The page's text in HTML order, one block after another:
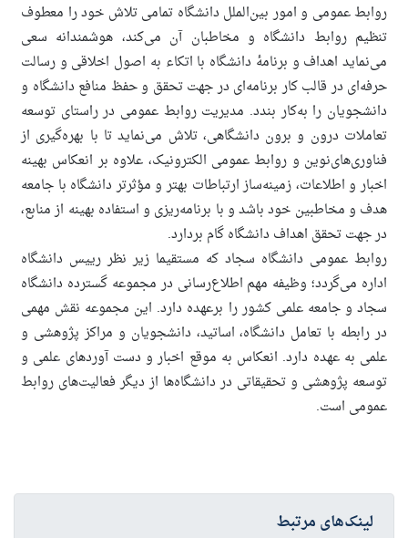
روابط عمومی و امور بین‌الملل دانشگاه تمامی تلاش خود را معطوف
تنظیم روابط دانشگاه و مخاطبان آن می‌کند، هوشمندانه سعی
می‌نماید اهداف و برنامهٔ دانشگاه با اتکاء به اصول اخلاقی و رسالت
حرفه‌ای در قالب کار برنامه‌ای در جهت تحقق و حفظ منافع دانشگاه و
دانشجویان را به‌کار بندد. مدیریت روابط عمومی در راستای توسعه
تعاملات درون و برون دانشگاهی، تلاش می‌نماید تا با بهره‌گیری از
فناوری‌های‌نوین و روابط عمومی الکترونیک، علاوه بر انعکاس بهینه
اخبار و اطلاعات، زمینه‌ساز ارتباطات بهتر و مؤثرتر دانشگاه با جامعه
هدف و مخاطبین خود باشد و با برنامه‌ریزی و استفاده بهینه از منابع،
در جهت تحقق اهداف دانشگاه گام بردارد.
روابط عمومی دانشگاه سجاد که مستقیما زیر نظر رییس دانشگاه
اداره می‌گردد؛ وظیفه مهم اطلاع‌رسانی در مجموعه گسترده دانشگاه
سجاد و جامعه علمی کشور را برعهده دارد. این مجموعه نقش مهمی
در رابطه با تعامل دانشگاه، اساتید، دانشجویان و مراکز پژوهشی و
علمی به عهده دارد. انعکاس به موقع اخبار و دست آوردهای علمی و
توسعه پژوهشی و تحقیقاتی در دانشگاه‌ها از دیگر فعالیت‌های روابط
عمومی است.
لینک‌های مرتبط